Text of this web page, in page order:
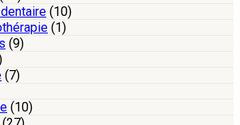
(10)
(1)
(9)
(7)
(10)